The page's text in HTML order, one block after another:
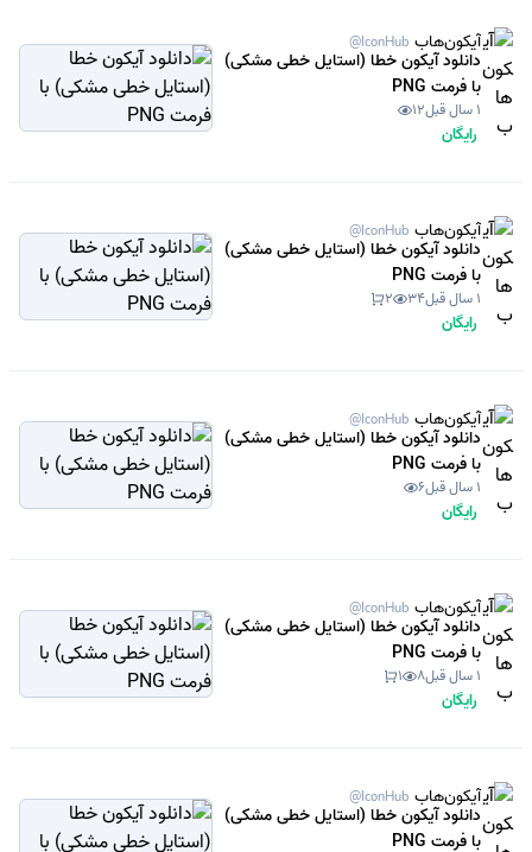
آیکون‌هاب @IconHub
دانلود آیکون خطا (استایل خطی مشکی)
با فرمت PNG
1 سال قبل 12
رایگان
آیکون‌هاب @IconHub
دانلود آیکون خطا (استایل خطی مشکی)
با فرمت PNG
1 سال قبل 34
2
رایگان
آیکون‌هاب @IconHub
دانلود آیکون خطا (استایل خطی مشکی)
با فرمت PNG
1 سال قبل 6
رایگان
آیکون‌هاب @IconHub
دانلود آیکون خطا (استایل خطی مشکی)
با فرمت PNG
1 سال قبل 8
1
رایگان
آیکون‌هاب @IconHub
دانلود آیکون خطا (استایل خطی مشکی)
با فرمت PNG